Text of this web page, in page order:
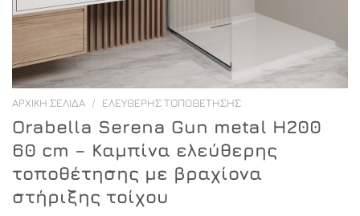
ΑΡΧΙΚΉ ΣΕΛΊΔΑ / ΕΛΕΎΘΕΡΗΣ ΤΟΠΟΘΈΤΗΣΗΣ
Orabella Serena Gun metal H200
60 cm – Καμπίνα ελεύθερης
τοποθέτησης με βραχίονα
στήριξης τοίχου